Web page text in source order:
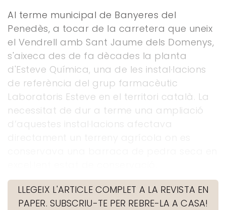
Al terme municipal de Banyeres del
Penedès, a tocar de la carretera que uneix
el Vendrell amb Sant Jaume dels Domenys,
s'aixeca des de fa dècades la planta
d'Esteve Química, una de les instal·lacions
de referència del grup farmacèutic
Laboratoris Esteve en el territori català. La
necessitat de dur a terme una ampliació
d’aquestes instal·lacions afectava
LLEGEIX L'ARTICLE COMPLET A LA REVISTA EN
PAPER. SUBSCRIU-TE PER REBRE-LA A CASA!